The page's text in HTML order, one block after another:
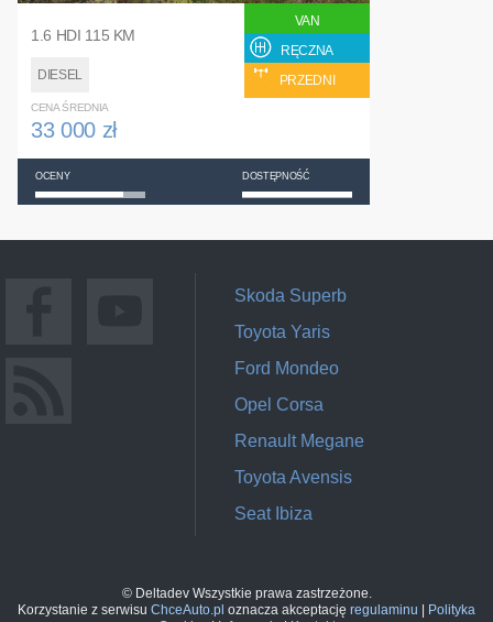
1.6 HDI 115 KM
DIESEL
VAN
RĘCZNA
PRZEDNI
CENA ŚREDNIA
33 000 zł
OCENY DOSTĘPNOŚĆ
Skoda Superb
Toyota Yaris
Ford Mondeo
Opel Corsa
Renault Megane
Toyota Avensis
Seat Ibiza
© Deltadev Wszystkie prawa zastrzeżone.
Korzystanie z serwisu ChceAuto.pl oznacza akceptację regulaminu
Polityka